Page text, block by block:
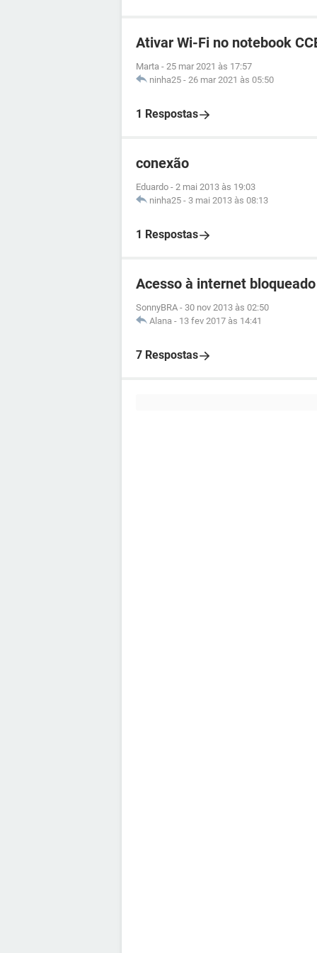
Ativar Wi-Fi no notebook
Marta - 25 mar 2021 às 17:57
ninha25 - 26 mar 2021 às 05:50
1 Respostas
conexão
Eduardo - 2 mai 2013 às 19:03
ninha25 - 3 mai 2013 às 08:13
1 Respostas
Acesso à internet bloqueado
SonnyBRA - 30 nov 2013 às 02:50
Alana - 13 fev 2017 às 14:41
7 Respostas